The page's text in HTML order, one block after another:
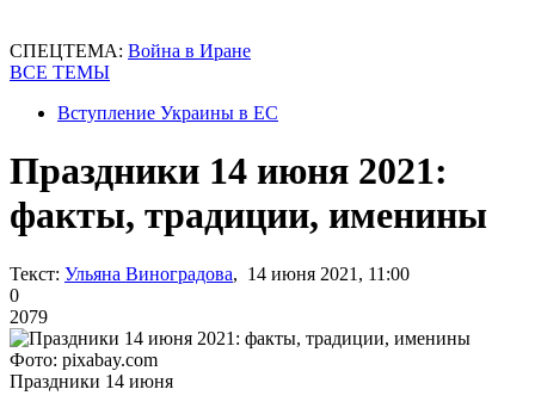
СПЕЦТЕМА: Война в Иране
ВСЕ ТЕМЫ
Вступление Украины в ЕС
Праздники 14 июня 2021:
факты, традиции, именины
Текст: Ульяна Виноградова, 14 июня 2021, 11:00
0
2079
Фото: pixabay.com
Праздники 14 июня